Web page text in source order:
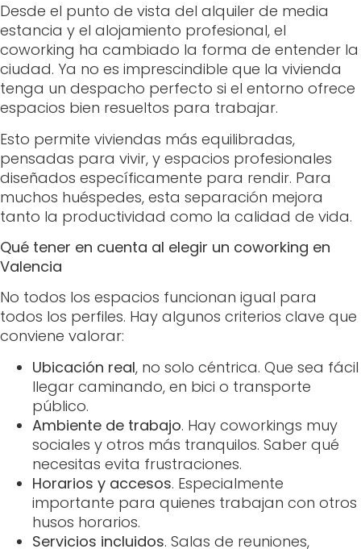
Desde el punto de vista del alquiler de media
estancia y el alojamiento profesional, el
coworking ha cambiado la forma de entender la
ciudad. Ya no es imprescindible que la vivienda
tenga un despacho perfecto si el entorno ofrece
espacios bien resueltos para trabajar.
Esto permite viviendas más equilibradas,
pensadas para vivir, y espacios profesionales
diseñados específicamente para rendir. Para
muchos huéspedes, esta separación mejora
tanto la productividad como la calidad de vida.
Qué tener en cuenta al elegir un coworking en
Valencia
No todos los espacios funcionan igual para
todos los perfiles. Hay algunos criterios clave que
conviene valorar:
Ubicación real, no solo céntrica. Que sea fácil
llegar caminando, en bici o transporte
público.
Ambiente de trabajo. Hay coworkings muy
sociales y otros más tranquilos. Saber qué
necesitas evita frustraciones.
Horarios y accesos. Especialmente
importante para quienes trabajan con otros
husos horarios.
Servicios incluidos. Salas de reuniones,